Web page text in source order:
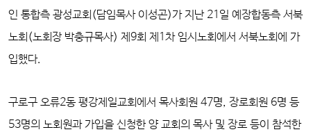
인 통합측 광성교회(담임목사 이성곤)가 지난 21일 예장합동측 서북
노회(노회장 박충규목사) 제9회 제1차 임시노회에서 서북노회에 가
입했다.
구로구 오류2동 평강제일교회에서 목사회원 47명, 장로회원 6명 등
53명의 노회원과 가입을 신청한 양 교회의 목사 및 장로 등이 참석한